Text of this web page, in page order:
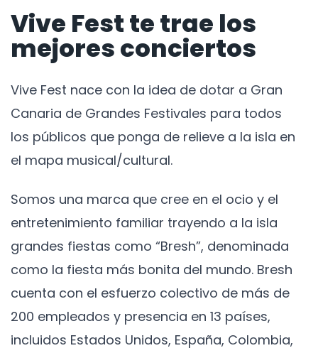
Vive Fest te trae los
mejores conciertos
Vive Fest nace con la idea de dotar a Gran
Canaria de Grandes Festivales para todos
los públicos que ponga de relieve a la isla en
el mapa musical/cultural.
Somos una marca que cree en el ocio y el
entretenimiento familiar trayendo a la isla
grandes fiestas como “Bresh”, denominada
como la fiesta más bonita del mundo. Bresh
cuenta con el esfuerzo colectivo de más de
200 empleados y presencia en 13 países,
incluidos Estados Unidos, España, Colombia,